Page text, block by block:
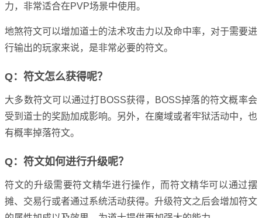
力，非常适合在PVP场景中使用。
地煞符文可以增加道士的法术攻击力以及命中率，对于需要进
行输出的玩家来说，是非常必要的符文。
Q：符文怎么获得呢？
大多数符文可以通过打BOSS获得，BOSS掉落的符文概率会
受到道士的奖励加成影响。另外，在魔域或者牢狱活动中，也
有概率掉落符文。
Q：符文如何进行升级呢？
符文的升级需要符文精华进行操作，而符文精华可以通过摆
摊、交易行或者通过系统活动获得。升级符文之后会增加符文